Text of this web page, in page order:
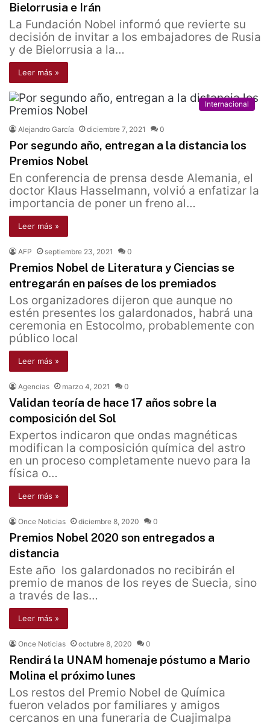
Bielorrusia e Irán
La Fundación Nobel informó que revierte su
decisión de invitar a los embajadores de Rusia
y de Bielorrusia a la…
Leer más »
Internacional
Alejandro García diciembre 7, 2021 0
Por segundo año, entregan a la distancia los
Premios Nobel
En conferencia de prensa desde Alemania, el
doctor Klaus Hasselmann, volvió a enfatizar la
importancia de poner un freno al…
Leer más »
AFP septiembre 23, 2021 0
Premios Nobel de Literatura y Ciencias se
entregarán en países de los premiados
Los organizadores dijeron que aunque no
estén presentes los galardonados, habrá una
ceremonia en Estocolmo, probablemente con
público local
Leer más »
Agencias marzo 4, 2021 0
Validan teoría de hace 17 años sobre la
composición del Sol
Expertos indicaron que ondas magnéticas
modifican la composición química del astro
en un proceso completamente nuevo para la
física o…
Leer más »
Once Noticias diciembre 8, 2020 0
Premios Nobel 2020 son entregados a
distancia
Este año los galardonados no recibirán el
premio de manos de los reyes de Suecia, sino
a través de las…
Leer más »
Once Noticias octubre 8, 2020 0
Rendirá la UNAM homenaje póstumo a Mario
Molina el próximo lunes
Los restos del Premio Nobel de Química
fueron velados por familiares y amigos
cercanos en una funeraria de Cuajimalpa